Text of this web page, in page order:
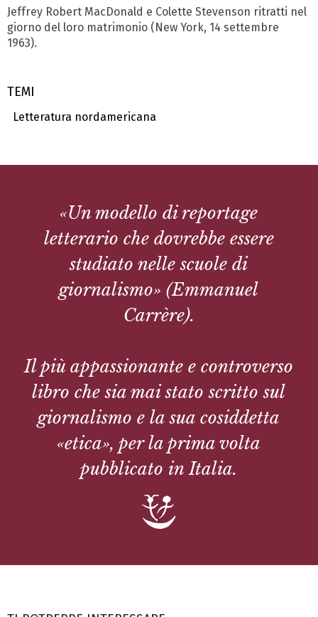
Jeffrey Robert MacDonald e Colette Stevenson ritratti nel
giorno del loro matrimonio (New York, 14 settembre
1963).
TEMI
Letteratura nordamericana
«Un modello di reportage
letterario che dovrebbe essere
studiato nelle scuole di
giornalismo» (Emmanuel
Carrère).
Il più appassionante e controverso
libro che sia mai stato scritto sul
giornalismo e la sua cosiddetta
«etica», per la prima volta
pubblicato in Italia.